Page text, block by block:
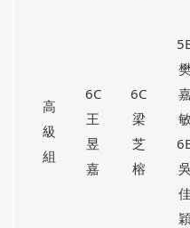
高
級
組
6C
王
昱
嘉
6C
梁
芝
榕